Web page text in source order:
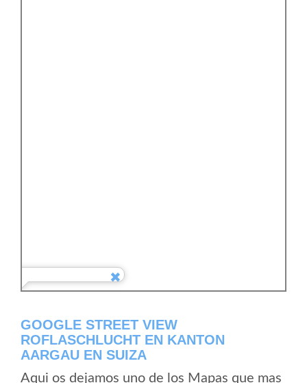
GOOGLE STREET VIEW
ROFLASCHLUCHT EN KANTON
AARGAU EN SUIZA
Aqui os dejamos uno de los Mapas que mas